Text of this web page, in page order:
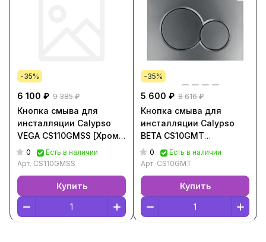
-35%
6 100 ₽ 9 385 ₽
Кнопка смыва для
инсталляции Calypso
VEGA CS110GMSS [Хром,
CS110GMSS]
0
Есть в наличии
Арт. CS110GMSS
Купить
-35%
5 600 ₽ 8 616 ₽
Кнопка смыва для
инсталляции Calypso
BETA CS10GMT
[Оружейная сталь,
CS10GMT]
0
Есть в наличии
Арт. CS10GMT
Купить